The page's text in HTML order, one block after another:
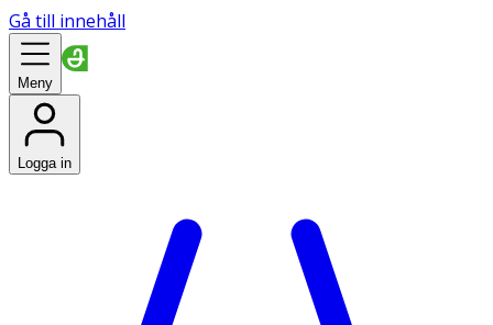
Gå till innehåll
Meny
Logga in